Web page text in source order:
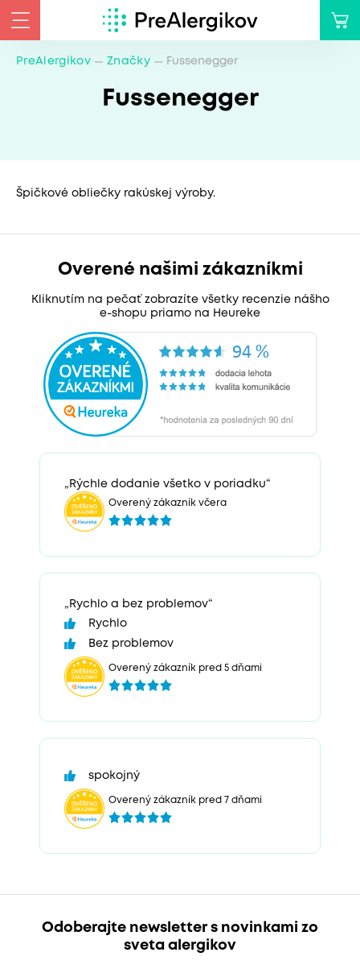
PreAlergikov Značky Fussenegger
Fussenegger
Špičkové obliečky rakúskej výroby.
Overené našimi zákazníkmi
Kliknutím na pečať zobrazíte všetky recenzie nášho
e-shopu priamo na Heureke
„Rýchle dodanie všetko v poriadku“
Overený zákazník včera
„Rychlo a bez problemov“
Rychlo
Bez problemov
Overený zákazník pred 5 dňami
spokojný
Overený zákazník pred 7 dňami
Odoberajte newsletter s novinkami zo
sveta alergikov